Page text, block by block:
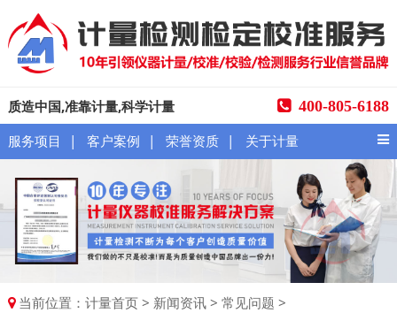
质造中国,准靠计量,科学计量 400-805-6188
服务项目 | 客户案例 | 荣誉资质 | 关于计量
当前位置：计量首页 > 新闻资讯 >常见问题 >